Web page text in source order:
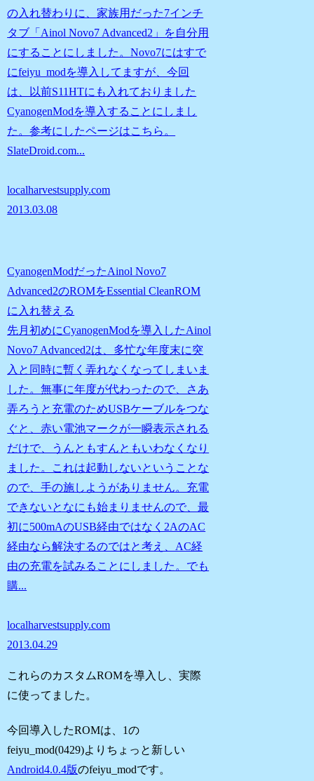
の入れ替わりに、家族用だった7インチ
タブ「Ainol Novo7 Advanced2」を自分用
にすることにしました。Novo7にはすで
にfeiyu_modを導入してますが、今回
は、以前S11HTにも入れておりました
CyanogenModを導入することにしまし
た。参考にしたページはこちら。
SlateDroid.com...
localharvestsupply.com
2013.03.08
CyanogenModだったAinol Novo7
Advanced2のROMをEssential CleanROM
に入れ替える
先月初めにCyanogenModを導入したAinol
Novo7 Advanced2は、多忙な年度末に突
入と同時に暫く弄れなくなってしまいま
した。無事に年度が代わったので、さあ
弄ろうと充電のためUSBケーブルをつな
ぐと、赤い電池マークが一瞬表示される
だけで、うんともすんともいわなくなり
ました。これは起動しないということな
ので、手の施しようがありません。充電
できないとなにも始まりませんので、最
初に500mAのUSB経由ではなく2AのAC
経由なら解決するのではと考え、AC経
由の充電を試みることにしました。でも
購...
localharvestsupply.com
2013.04.29
これらのカスタムROMを導入し、実際
に使ってました。
今回導入したROMは、1の
feiyu_mod(0429)よりちょっと新しい
Android4.0.4版のfeiyu_modです。